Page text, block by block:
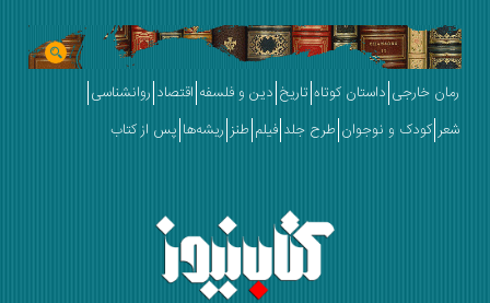
خارجی داستان کوتاه تاریخ دین و فلسفه اقتصاد روانشناسی
کودک و نوجوان طرح جلد فیلم طنز ریشه‌ها پس از کتاب